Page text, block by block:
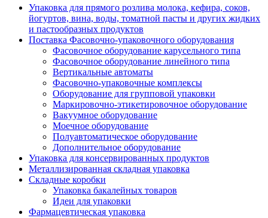
Упаковка для прямого розлива молока, кефира, соков,
йогуртов, вина, воды, томатной пасты и других жидких
и пастообразных продуктов
Поставка Фасовочно-упаковочного оборудования
Фасовочное оборудование карусельного типа
Фасовочное оборудование линейного типа
Вертикальные автоматы
Фасовочно-упаковочные комплексы
Оборудование для групповой упаковки
Маркировочно-этикетировочное оборудование
Вакуумное оборудование
Моечное оборудование
Полуавтоматическое оборудование
Дополнительное оборудование
Упаковка для консервированных продуктов
Металлизированная складная упаковка
Складные коробки
Упаковка бакалейных товаров
Идеи для упаковки
Фармацевтическая упаковка